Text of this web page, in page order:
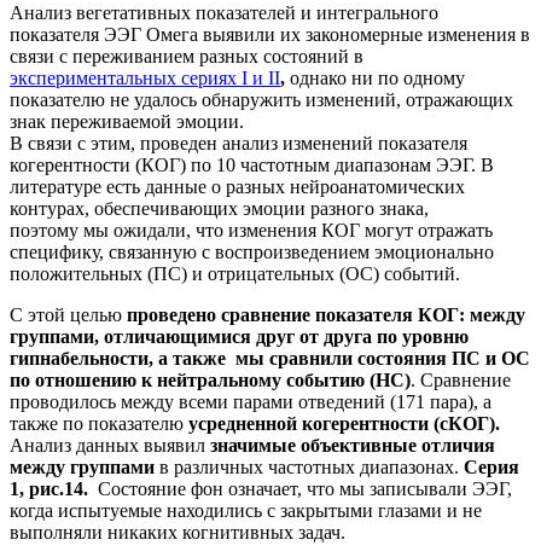
Анализ вегетативных показателей и интегрального
показателя ЭЭГ Омега выявили их закономерные изменения в
связи с переживанием разных состояний в
экспериментальных сериях I и II, однако ни по одному
показателю не удалось обнаружить изменений, отражающих
знак переживаемой эмоции.
В связи с этим, проведен анализ изменений показателя
когерентности (КОГ) по 10 частотным диапазонам ЭЭГ. В
литературе есть данные о разных нейроанатомических
контурах, обеспечивающих эмоции разного знака,
поэтому мы ожидали, что изменения КОГ могут отражать
специфику, связанную с воспроизведением эмоционально
положительных (ПС) и отрицательных (ОС) событий.
С этой целью проведено сравнение показателя КОГ: между
группами, отличающимися друг от друга по уровню
гипнабельности, а также мы сравнили состояния ПС и ОС
по отношению к нейтральному событию (НС). Сравнение
проводилось между всеми парами отведений (171 пара), а
также по показателю усредненной когерентности (сКОГ).
Анализ данных выявил значимые объективные отличия
между группами в различных частотных диапазонах. Серия
1, рис.14. Состояние фон означает, что мы записывали ЭЭГ,
когда испытуемые находились с закрытыми глазами и не
выполняли никаких когнитивных задач.